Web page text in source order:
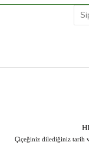
Çiçeğiniz dilediğiniz tarih